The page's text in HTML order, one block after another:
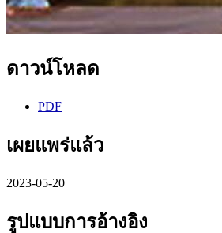
ดาวน์โหลด
PDF
เผยแพร่แล้ว
2023-05-20
รูปแบบการอ้างอิง